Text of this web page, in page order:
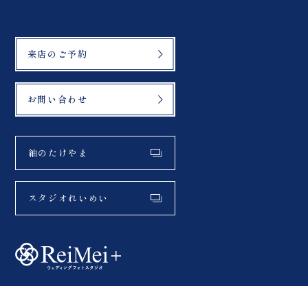
来店のご予約
お問い合わせ
紬のたけやま
スタジオれいめい